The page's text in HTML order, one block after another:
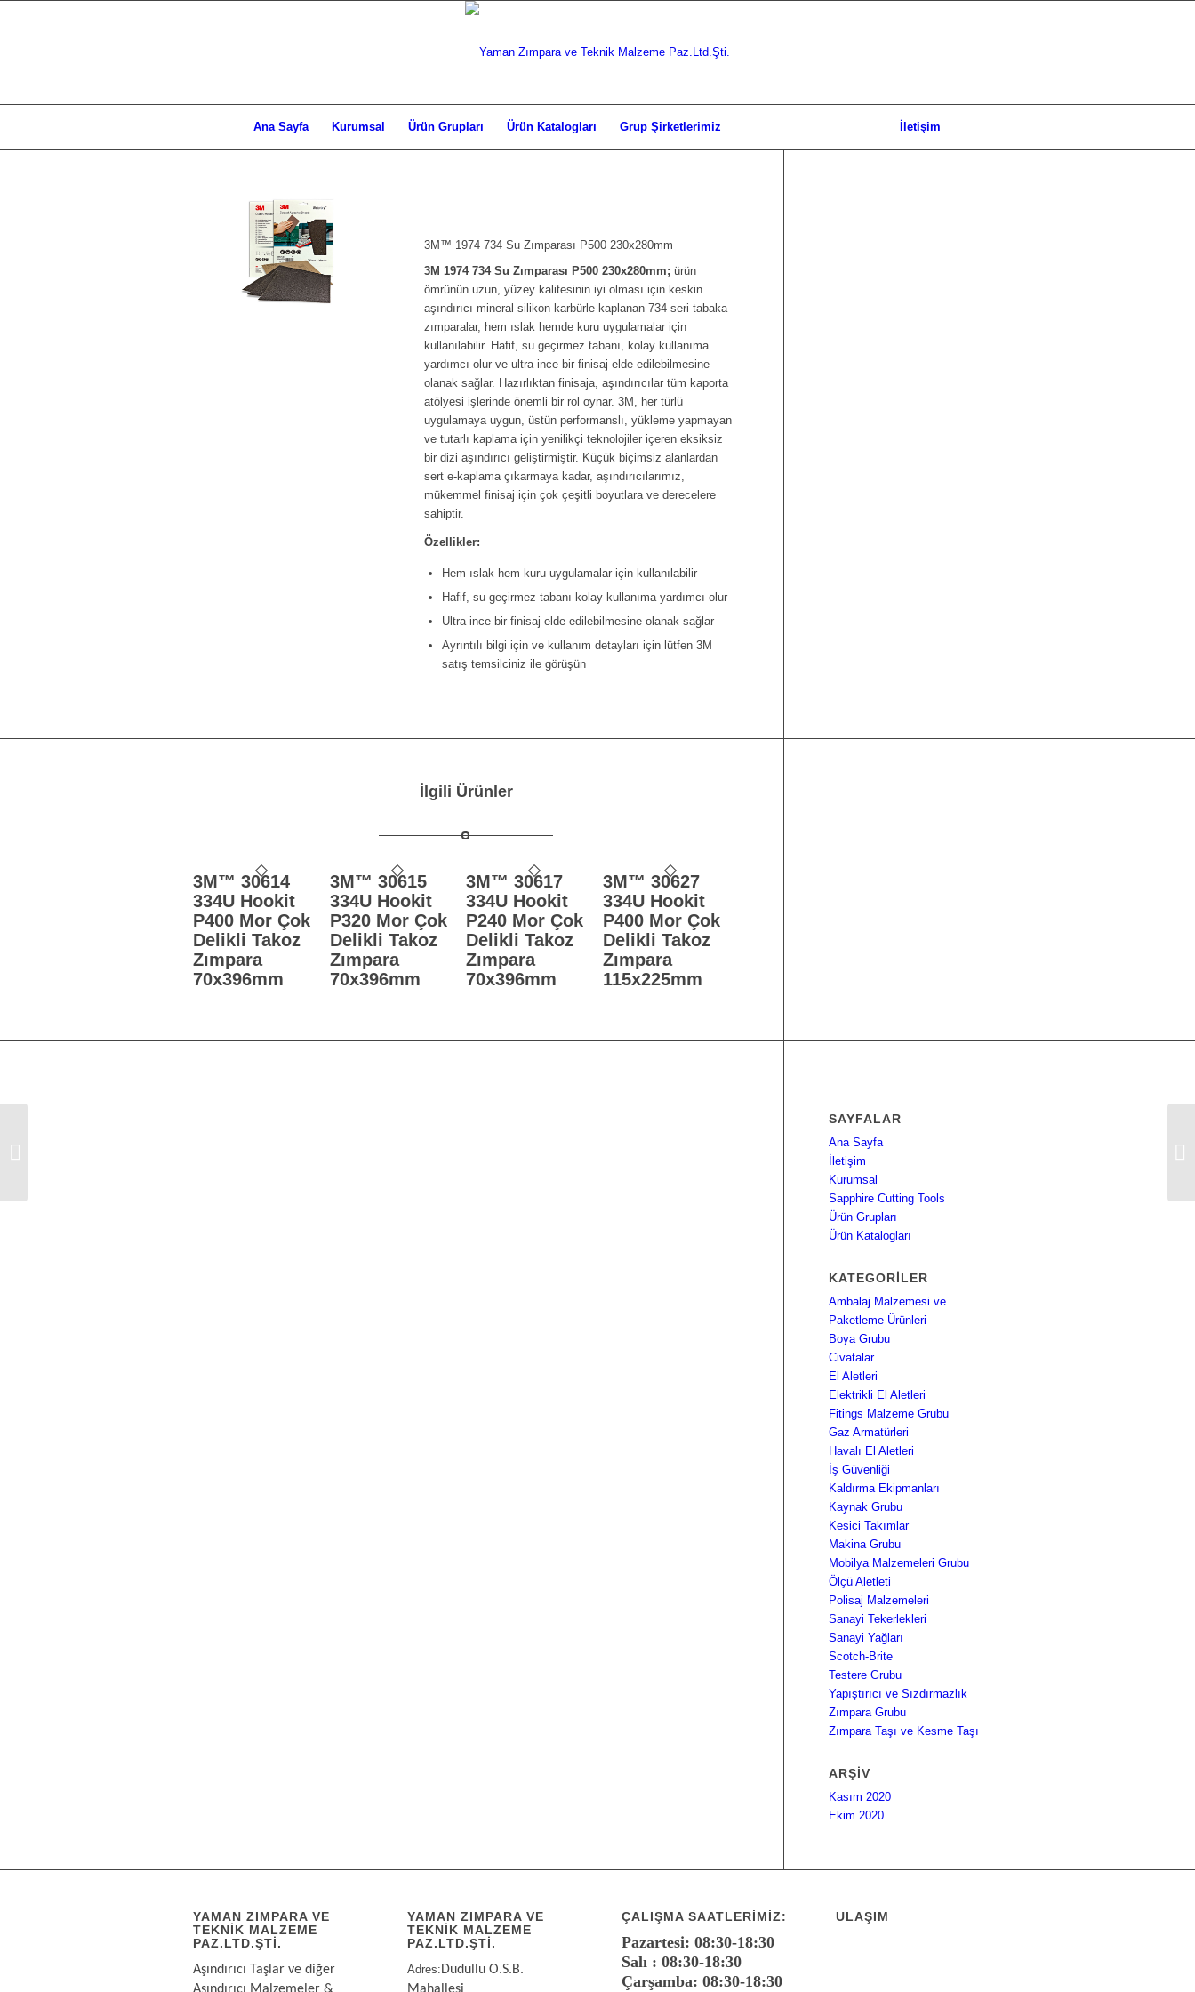
Ana Sayfa Kurumsal Ürün Grupları Ürün Katalogları Grup Şirketlerimiz İletişim
3M™ 1974 734 Su Zımparası P500 230x280mm
3M 1974 734 Su Zımparası P500 230x280mm; ürün
ömrünün uzun, yüzey kalitesinin iyi olması için keskin
aşındırıcı mineral silikon karbürle kaplanan 734 seri tabaka
zımparalar, hem ıslak hemde kuru uygulamalar için
kullanılabilir. Hafif, su geçirmez tabanı, kolay kullanıma
yardımcı olur ve ultra ince bir finisaj elde edilebilmesine
olanak sağlar. Hazırlıktan finisaja, aşındırıcılar tüm kaporta
atölyesi işlerinde önemli bir rol oynar. 3M, her türlü
uygulamaya uygun, üstün performanslı, yükleme yapmayan
ve tutarlı kaplama için yenilikçi teknolojiler içeren eksiksiz
bir dizi aşındırıcı geliştirmiştir. Küçük biçimsiz alanlardan
sert e-kaplama çıkarmaya kadar, aşındırıcılarımız,
mükemmel finisaj için çok çeşitli boyutlara ve derecelere
sahiptir.
Özellikler:
Hem ıslak hem kuru uygulamalar için kullanılabilir
Hafif, su geçirmez tabanı kolay kullanıma yardımcı olur
Ultra ince bir finisaj elde edilebilmesine olanak sağlar
Ayrıntılı bilgi için ve kullanım detayları için lütfen 3M
satış temsilciniz ile görüşün
İlgili Ürünler
3M™ 30614
334U Hookit
P400 Mor Çok
Delikli Takoz
Zımpara
70x396mm
3M™ 30615
334U Hookit
P320 Mor Çok
Delikli Takoz
Zımpara
70x396mm
3M™ 30617
334U Hookit
P240 Mor Çok
Delikli Takoz
Zımpara
70x396mm
3M™ 30627
334U Hookit
P400 Mor Çok
Delikli Takoz
Zımpara
115x225mm
SAYFALAR
Ana Sayfa
İletişim
Kurumsal
Sapphire Cutting Tools
Ürün Grupları
Ürün Katalogları
KATEGORILER
Ambalaj Malzemesi ve
Paketleme Ürünleri
Boya Grubu
Civatalar
El Aletleri
Elektrikli El Aletleri
Fitings Malzeme Grubu
Gaz Armatürleri
Havalı El Aletleri
İş Güvenliği
Kaldırma Ekipmanları
Kaynak Grubu
Kesici Takımlar
Makina Grubu
Mobilya Malzemeleri Grubu
Ölçü Aletleti
Polisaj Malzemeleri
Sanayi Tekerlekleri
Sanayi Yağları
Scotch-Brite
Testere Grubu
Yapıştırıcı ve Sızdırmazlık
Zımpara Grubu
Zımpara Taşı ve Kesme Taşı
ARŞIV
Kasım 2020
Ekim 2020
YAMAN ZIMPARA VE
TEKNIK MALZEME
PAZ.LTD.ŞTI.
Aşındırıcı Taşlar ve diğer
YAMAN ZIMPARA VE
TEKNİK MALZEME
PAZ.LTD.ŞTİ.
Adres: Dudullu O.S.B.
ÇALIŞMA SAATLERIMIZ:
Pazartesi: 08:30-18:30
Salı : 08:30-18:30
Çarşamba: 08:30-18:30
ULAŞIM